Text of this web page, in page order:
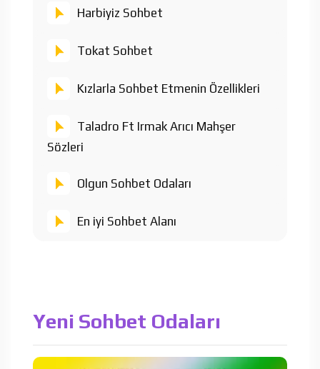
Harbiyiz Sohbet
Tokat Sohbet
Kızlarla Sohbet Etmenin Özellikleri
Taladro Ft Irmak Arıcı Mahşer
Sözleri
Olgun Sohbet Odaları
En iyi Sohbet Alanı
Yeni Sohbet Odaları